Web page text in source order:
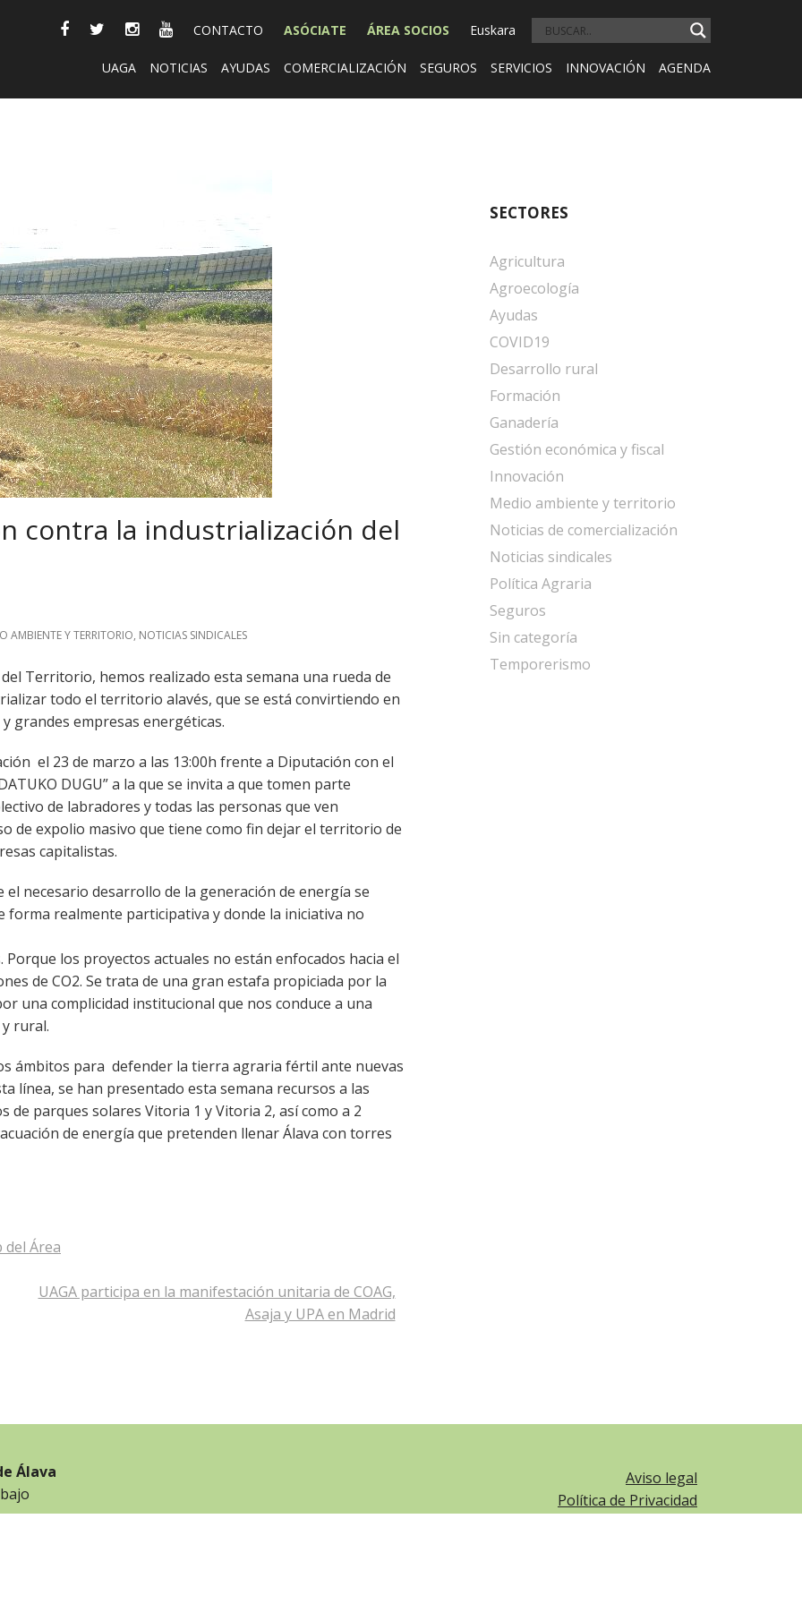
CONTACTO ASÓCIATE ÁREA SOCIOS Euskara
UAGA NOTICIAS AYUDAS COMERCIALIZACIÓN SEGUROS SERVICIOS INNOVACIÓN AGENDA
contra la industrialización del
AMBIENTE Y TERRITORIO, NOTICIAS SINDICALES
Territorio, hemos realizado esta semana una rueda de
todo el territorio alavés, que se está convirtiendo en
grandes empresas energéticas.
el 23 de marzo a las 13:00h frente a Diputación con el
DUGU” a la que se invita a que tomen parte
de labradores y todas las personas que ven
de expolio masivo que tiene como fin dejar el territorio de
capitalistas.
necesario desarrollo de la generación de energía se
forma realmente participativa y donde la iniciativa no
los proyectos actuales no están enfocados hacia el
de CO2. Se trata de una gran estafa propiciada por la
una complicidad institucional que nos conduce a una
rural.
ámbitos para defender la tierra agraria fértil ante nuevas
línea, se han presentado esta semana recursos a las
parques solares Vitoria 1 y Vitoria 2, así como a 2
de energía que pretenden llenar Álava con torres
del Área
UAGA participa en la manifestación unitaria de COAG,
Asaja y UPA en Madrid
SECTORES
Agricultura
Agroecología
Ayudas
COVID19
Desarrollo rural
Formación
Ganadería
Gestión económica y fiscal
Innovación
Medio ambiente y territorio
Noticias de comercialización
Noticias sindicales
Política Agraria
Seguros
Sin categoría
Temporerismo
Álava
Aviso legal
Política de Privacidad